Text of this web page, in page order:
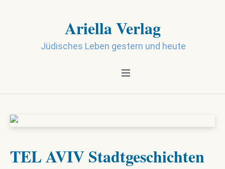
Ariella Verlag
Jüdisches Leben gestern und heute
TEL AVIV Stadtgeschichten